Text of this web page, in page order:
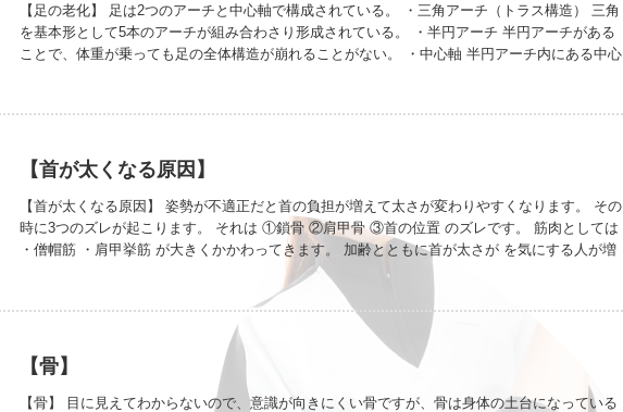
【足の老化】 足は2つのアーチと中心軸で構成されている。 ・三角アーチ（トラス構造） 三角
を基本形として5本のアーチが組み合わさり形成されている。 ・半円アーチ 半円アーチがある
ことで、体重が乗っても足の全体構造が崩れることがない。 ・中心軸 半円アーチ内にある中心
割を担っている。 ①体重を支える ②歩く時の地面の蹴り出しをサポート ③足にかかる圧を和
し、老化していく。その老化現象は、 ・足のサイズが大きくなる ・足の幅が広くなる ・膝が
内側に向くor足が外側に向く ・足指が曲がる ・夜中に足がつる ・靴底の内側から減る 足は身
体の遠いところにあるので、意識が向きにくくなりがちです。 足も可愛がってあげてください
ね！笑
【首が太くなる原因】
【首が太くなる原因】 姿勢が不適正だと首の負担が増えて太さが変わりやすくなります。 その
時に3つのズレが起こります。 それは ①鎖骨 ②肩甲骨 ③首の位置 のズレです。 筋肉としては
・僧帽筋 ・肩甲挙筋 が大きくかかわってきます。 加齢とともに首が太さが を気にする人が増
えてきます。 新しいストレッチでは、この2つの筋肉にしっかりアプローチしていますので、効
【骨】
【骨】 目に見えてわからないので、意識が向きにくい骨ですが、骨は身体の土台になっている